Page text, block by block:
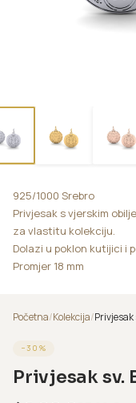
925/1000 Srebro
Privjesak s vjerskim
za vlastitu kolekciju.
Dolazi u poklon kutijici i
Promjer 18 mm
Početna/Kolekcija/
−30 %
Privjesak sv.